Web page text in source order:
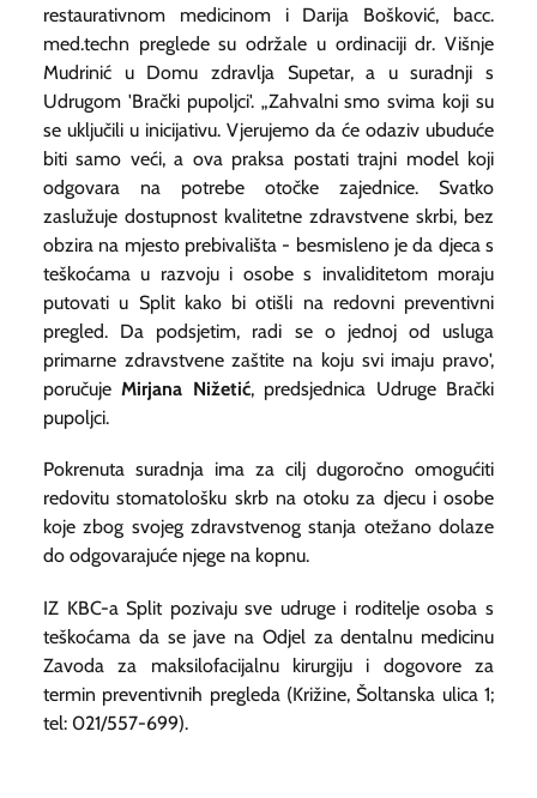
restaurativnom medicinom i Darija Bošković, bacc.
med.techn preglede su održale u ordinaciji dr. Višnje
Mudrinić u Domu zdravlja Supetar, a u suradnji s
Udrugom 'Brački pupoljci'. „Zahvalni smo svima koji su
se uključili u inicijativu. Vjerujemo da će odaziv ubuduće
biti samo veći, a ova praksa postati trajni model koji
odgovara na potrebe otočke zajednice. Svatko
zaslužuje dostupnost kvalitetne zdravstvene skrbi, bez
obzira na mjesto prebivališta - besmisleno je da djeca s
teškoćama u razvoju i osobe s invaliditetom moraju
putovati u Split kako bi otišli na redovni preventivni
pregled. Da podsjetim, radi se o jednoj od usluga
primarne zdravstvene zaštite na koju svi imaju pravo',
poručujeMirjana Nižetić, predsjednica Udruge Brački
pupoljci.
Pokrenuta suradnja ima za cilj dugoročno omogućiti
redovitu stomatološku skrb na otoku za djecu i osobe
koje zbog svojeg zdravstvenog stanja otežano dolaze
do odgovarajuće njege na kopnu.
IZ KBC-a Split pozivaju sve udruge i roditelje osoba s
teškoćama da se jave na Odjel za dentalnu medicinu
Zavoda za maksilofacijalnu kirurgiju i dogovore za
termin preventivnih pregleda (Križine, Šoltanska ulica 1;
tel: 021/557-699).